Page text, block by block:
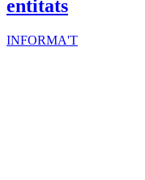
entitats
INFORMA'T